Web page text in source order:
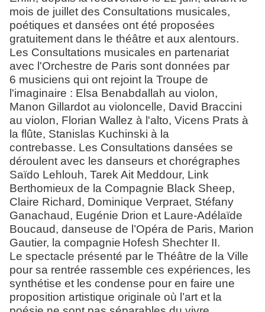
mois de juillet des Consultations musicales,
poétiques et dansées ont été proposées
gratuitement dans le théâtre et aux alentours.
Les Consultations musicales en partenariat
avec l'Orchestre de Paris sont données par
6 musiciens qui ont rejoint la Troupe de
l'imaginaire : Elsa Benabdallah au violon,
Manon Gillardot au violoncelle, David Braccini
au violon, Florian Wallez à l'alto, Vicens Prats à
la flûte, Stanislas Kuchinski à la
contrebasse. Les Consultations dansées se
déroulent avec les danseurs et chorégraphes
Saïdo Lehlouh, Tarek Ait Meddour, Link
Berthomieux de la Compagnie Black Sheep,
Claire Richard, Dominique Verpraet, Stéfany
Ganachaud, Eugénie Drion et Laure-Adélaïde
Boucaud, danseuse de l’Opéra de Paris, Marion
Gautier, la compagnie Hofesh Shechter II.
Le spectacle présenté par le Théâtre de la Ville
pour sa rentrée rassemble ces expériences, les
synthétise et les condense pour en faire une
proposition artistique originale où l’art et la